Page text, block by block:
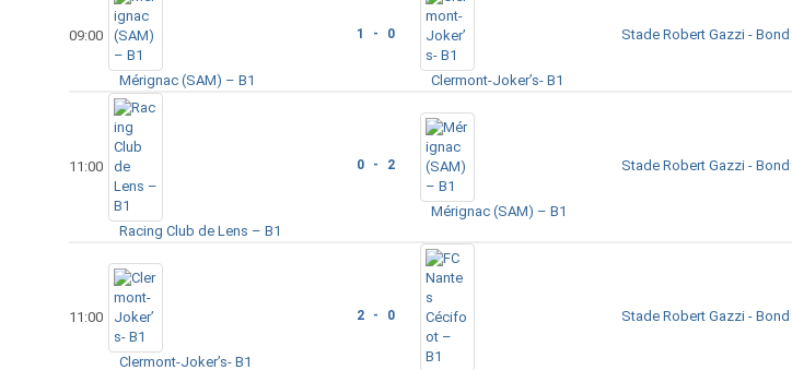
09:00
Mérignac (SAM) – B1
1 - 0
Clermont-Joker’s- B1
Stade Robert Gazzi - Bondy
11:00
Racing Club de Lens – B1
0 - 2
Mérignac (SAM) – B1
Stade Robert Gazzi - Bondy
11:00
Clermont-Joker’s- B1
2 - 0 Stade Robert Gazzi - Bondy